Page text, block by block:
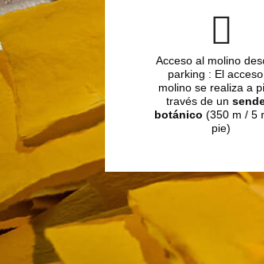
Acceso al molino
parking : El
molino se realiza a
través de un
botánico (350 m / 5
pie)